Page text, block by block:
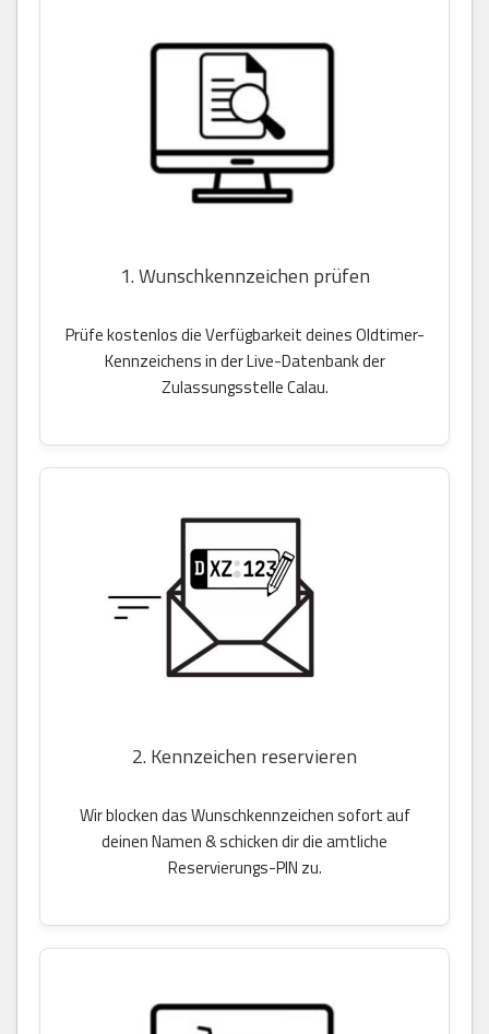
1. Wunschkennzeichen prüfen
Prüfe kostenlos die Verfügbarkeit deines Oldtimer-
Kennzeichens in der Live-Datenbank der
Zulassungsstelle Calau.
2. Kennzeichen reservieren
Wir blocken das Wunschkennzeichen sofort auf
deinen Namen & schicken dir die amtliche
Reservierungs-PIN zu.